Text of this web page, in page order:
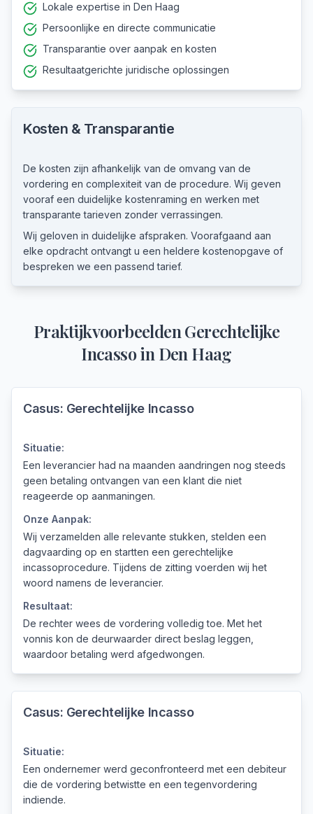
Lokale expertise in Den Haag
Persoonlijke en directe communicatie
Transparantie over aanpak en kosten
Resultaatgerichte juridische oplossingen
Kosten & Transparantie
De kosten zijn afhankelijk van de omvang van de
vordering en complexiteit van de procedure. Wij geven
vooraf een duidelijke kostenraming en werken met
transparante tarieven zonder verrassingen.
Wij geloven in duidelijke afspraken. Voorafgaand aan
elke opdracht ontvangt u een heldere kostenopgave of
bespreken we een passend tarief.
PraktijkvoorbeeldenGerechtelijke
Incassoin Den Haag
Casus: Gerechtelijke Incasso
Situatie:
Een leverancier had na maanden aandringen nog steeds
geen betaling ontvangen van een klant die niet
reageerde op aanmaningen.
Onze Aanpak:
Wij verzamelden alle relevante stukken, stelden een
dagvaarding op en startten een gerechtelijke
incassoprocedure. Tijdens de zitting voerden wij het
woord namens de leverancier.
Resultaat:
De rechter wees de vordering volledig toe. Met het
vonnis kon de deurwaarder direct beslag leggen,
waardoor betaling werd afgedwongen.
Casus: Gerechtelijke Incasso
Situatie:
Een ondernemer werd geconfronteerd met een debiteur
die de vordering betwistte en een tegenvordering
indiende.